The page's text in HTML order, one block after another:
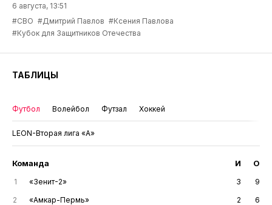
6 августа, 13:51
#СВО #Дмитрий Павлов #Ксения Павлова
#Кубок для Защитников Отечества
ТАБЛИЦЫ
Футбол Волейбол Футзал Хоккей
LEON-Вторая лига «А»
Команда И О
1 «Зенит-2» 3
9
2
«Амкар-Пермь» 2
6